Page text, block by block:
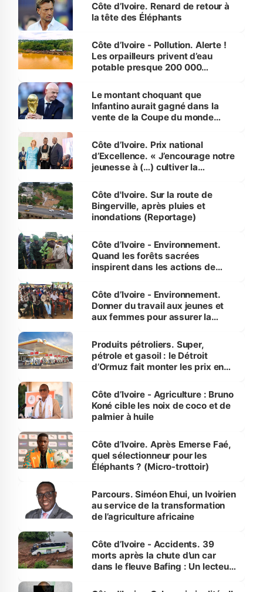
Côte d’Ivoire. Renard de retour à
la tête des Éléphants
Côte d’Ivoire - Pollution. Alerte !
Les orpailleurs privent d’eau
potable presque 200 000
Le montant choquant que
Infantino aurait gagné dans la
vente de la Coupe du monde
Côte d’Ivoire. Prix national
d’Excellence. « J’encourage notre
jeunesse à (…) cultiver la
(Alassane Ouattara
Côte d'Ivoire. Sur la route de
Bingerville, après pluies et
inondations (Reportage)
Côte d’Ivoire - Environnement.
Quand les forêts sacrées
inspirent dans les actions de
Côte d’Ivoire - Environnement.
Donner du travail aux jeunes et
aux femmes pour assurer la
menacées
Produits pétroliers. Super,
pétrole et gasoil : le Détroit
d’Ormuz fait monter les prix en
Côte d’Ivoire - Agriculture : Bruno
Koné cible les noix de coco et de
palmier à huile
Côte d’Ivoire. Après Emerse Faé,
quel sélectionneur pour les
Éléphants ? (Micro-trottoir)
Parcours. Siméon Ehui, un Ivoirien
au service de la transformation
de l’agriculture africaine
Côte d’Ivoire - Accidents. 39
morts après la chute d’un car
dans le fleuve Bafing : Un lecteur
des Transports